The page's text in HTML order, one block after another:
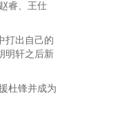
睿、王仕
打出自己的
明轩之后新
杜锋并成为